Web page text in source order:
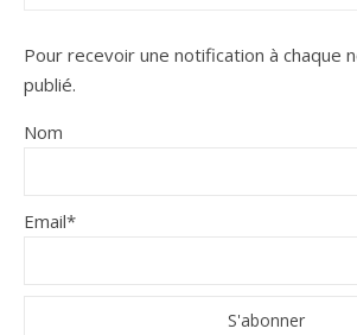
Pour recevoir une notification à chaque
publié.
Nom
Email*